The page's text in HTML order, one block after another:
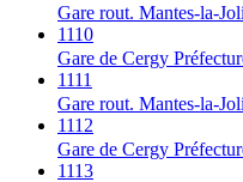
Gare rout. Mantes-la-
1110
Gare de Cergy
1111
Gare rout. Mantes-la-
1112
Gare de Cergy
1113